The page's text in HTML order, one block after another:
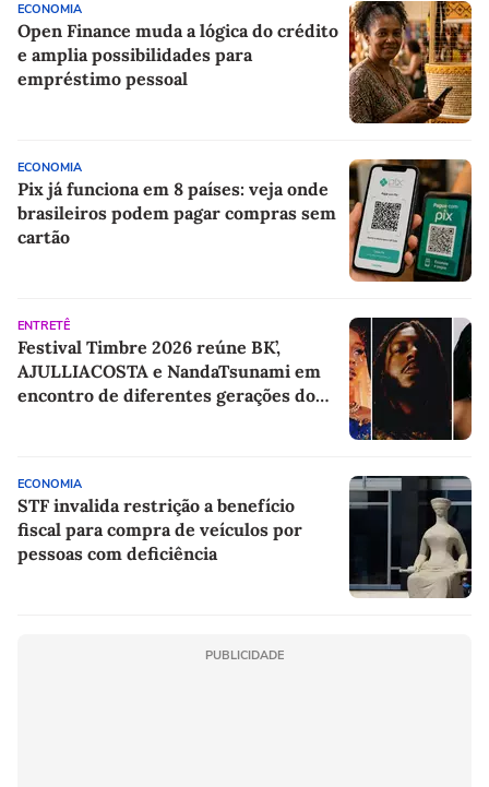
ECONOMIA
Open Finance muda a lógica do crédito
e amplia possibilidades para
empréstimo pessoal
ECONOMIA
Pix já funciona em 8 países: veja onde
brasileiros podem pagar compras sem
cartão
ENTRETÊ
Festival Timbre 2026 reúne BK’,
AJULLIACOSTA e NandaTsunami em
encontro de diferentes gerações do
ECONOMIA
STF invalida restrição a benefício
fiscal para compra de veículos por
pessoas com deficiência
PUBLICIDADE